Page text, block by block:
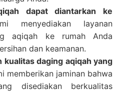
dapat diantarkan ke
menyediakan layanan
aqiqah ke rumah Anda
dan keamanan.
kualitas daging aqiqah yang
memberikan jaminan bahwa
disediakan berkualitas